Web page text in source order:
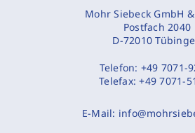
Mohr Siebeck GmbH &
Postfach 2040
D-72010
Telefon: +49 7071-
Telefax:+49 7071-
E-Mail: